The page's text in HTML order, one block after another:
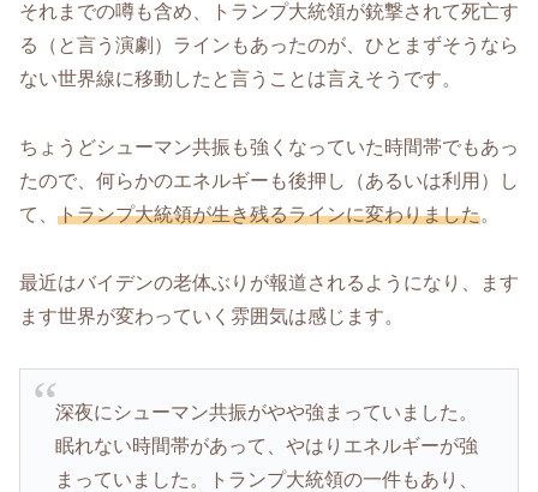
それまでの噂も含め、トランプ大統領が銃撃されて死亡す
る（と言う演劇）ラインもあったのが、ひとまずそうなら
ない世界線に移動したと言うことは言えそうです。
ちょうどシューマン共振も強くなっていた時間帯でもあっ
たので、何らかのエネルギーも後押し（あるいは利用）し
て、 トランプ大統領が生き残るラインに変わりました。
最近はバイデンの老体ぶりが報道されるようになり、ます
ます世界が変わっていく雰囲気は感じます。
深夜にシューマン共振がやや強まっていました。
眠れない時間帯があって、やはりエネルギーが強
まっていました。トランプ大統領の一件もあり、